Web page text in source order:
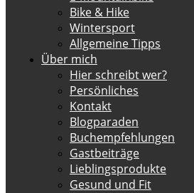
Bike & Hike
Wintersport
Allgemeine Tipps
Über mich
Hier schreibt wer?
Persönliches
Kontakt
Blogparaden
Buchempfehlungen
Gastbeiträge
Lieblingsprodukte
Gesund und Fit